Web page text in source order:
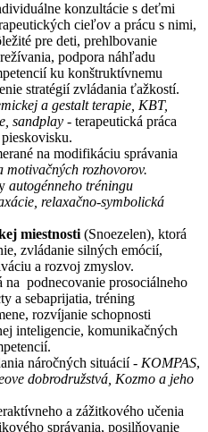
konzultácie s deťmi
cieľov a prácu s nimi,
pre deti, prehlbovanie
podpora náhľadu
ku konštruktívnemu
stratégií zvládania ťažkostí.
a gestalt terapie, KBT,
sandplay - terapeutická práca
na modifikáciu správania
rozhovorov.
autogénneho tréningu
relaxačno-symbolická
miestnosti (Snoezelen), ktorá
zvládanie silných emócií,
a rozvoj zmyslov.
na podnecovanie prosociálneho
a sebaprijatia, tréning
rozvíjanie schopnosti
inteligencie, komunikačných
náročných situácií - KOMPAS,
dobrodružstvá, Kozmo a jeho
a zážitkového učenia
správania, posilňovanie